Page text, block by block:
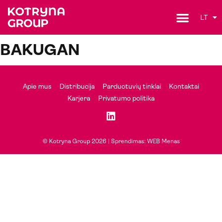
LT
BAKUGAN
Apie mus Distribucija Parduotuvių tinklai
Kontaktai
Karjera
Privatumo politika
© Kotryna Group 2026 | Sprendimas: WEB Menas